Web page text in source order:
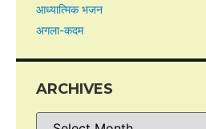
आध्यात्मिक भजन
अगला-कदम
ARCHIVES